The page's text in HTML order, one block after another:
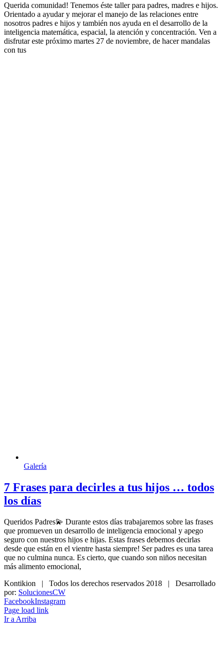
Querida comunidad! Tenemos éste taller para padres, madres e hijos.
Orientado a ayudar y mejorar el manejo de las relaciones entre
nosotros padres e hijos y también nos ayuda en el desarrollo de la
inteligencia matemática, espacial, la atención y concentración. Ven a
disfrutar este próximo martes 27 de noviembre, de hacer mandalas
con tus
Galería
7 Frases para decirles a tus hijos … todos
los días
Queridos Padres💫 Durante estos días trabajaremos sobre las frases
que promueven un desarrollo de inteligencia emocional y apego
seguro con nuestros hijos e hijas. Estas frases debemos decirlas
desde que están en el vientre hasta siempre! Ser padres es una tarea
que no culmina nunca. Es cierto, que cuando son niños necesitan
más alimento emocional,
Kontikion | Todos los derechos reservados 2018 | Desarrollado
por: SolucionesCW
FacebookInstagram
Page load link
Ir a Arriba